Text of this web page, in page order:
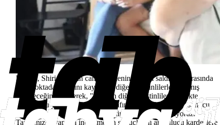
Hamas, Shiri Bibas'ın cansız bedeninin İsrail saldırıları sırasında
aynı noktada hayatını kaybeden diğer Filistinlilerle karışmış
olabileceğini belirterek, "Ailenin diğer Filistinlilerle birlikte
bulunduğu yerin işgal güçleri tarafından bombalanması sonucu
cesetlerde karışma olabileceği ihtimaline dikkat çekiyoruz.
Tarafımızca yapılan incelemenin sonuçlarını arabulucu kardeşlere